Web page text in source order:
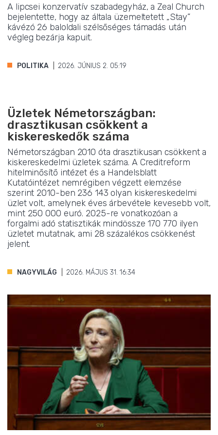
A lipcsei konzervatív szabadegyház, a Zeal Church
bejelentette, hogy az általa üzemeltetett „Stay”
kávézó 26 baloldali szélsőséges támadás után
végleg bezárja kapuit.
POLITIKA 2026. JÚNIUS 2. 05:19
Üzletek Németországban:
drasztikusan csökkent a
kiskereskedők száma
Németországban 2010 óta drasztikusan csökkent a
kiskereskedelmi üzletek száma. A Creditreform
hitelminősítő intézet és a Handelsblatt
Kutatóintézet nemrégiben végzett elemzése
szerint 2010-ben 236 143 olyan kiskereskedelmi
üzlet volt, amelynek éves árbevétele kevesebb volt,
mint 250 000 euró. 2025-re vonatkozóan a
forgalmi adó statisztikák mindössze 170 770 ilyen
üzletet mutatnak, ami 28 százalékos csökkenést
jelent.
NAGYVILÁG 2026. MÁJUS 31. 16:34